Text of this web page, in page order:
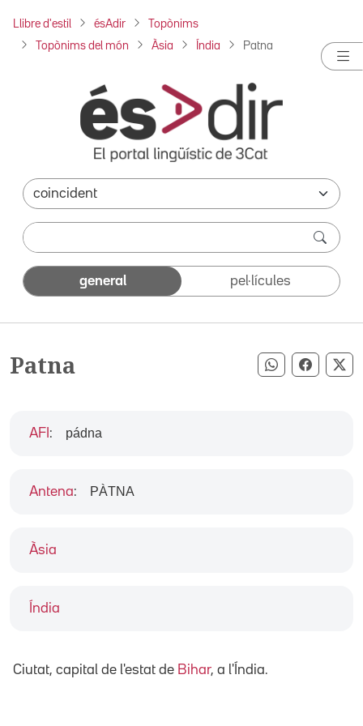
Llibre d'estil ésAdir Topònims
Topònims del món Àsia Índia Patna
general pel·lícules
Patna Compartir
Àsia
Índia
AFI : pádna
Antena: PÀTNA
Ciutat, capital de l'estat de Bihar, a l'Índia.